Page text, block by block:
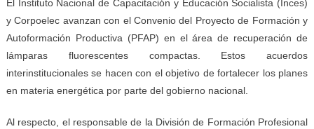
El Instituto Nacional de Capacitación y Educación Socialista (Inces)
y Corpoelec avanzan con el Convenio del Proyecto de Formación y
Autoformación Productiva (PFAP) en el área de recuperación de
lámparas fluorescentes compactas. Estos acuerdos
interinstitucionales se hacen con el objetivo de fortalecer los planes
en materia energética por parte del gobierno nacional.
Al respecto, el responsable de la División de Formación Profesional